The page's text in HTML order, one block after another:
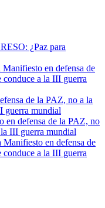
¿Paz para
en defensa de
conduce a la III guerra
de la PAZ, no a la
guerra mundial
en defensa de la PAZ, no
III guerra mundial
en defensa de
conduce a la III guerra